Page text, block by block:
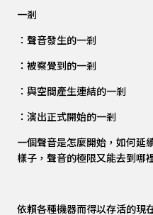
一剎
：聲音發生的一剎
：被察覺到的一剎
：與空間產生連結的一剎
：演出正式開始的一剎
一個聲音是怎麼開始，如何延
樣子，聲音的極限又能去到哪
依賴各種機器而得以存活的現